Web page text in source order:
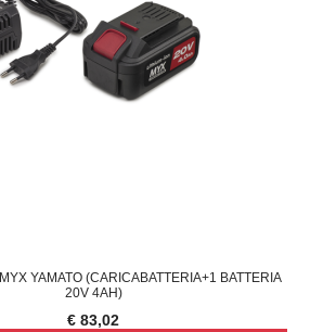
YAMATO (CARICABATTERIA+1 BATTERIA
20V 4AH)
€ 83,02